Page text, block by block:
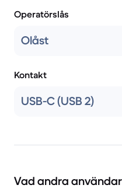
Operatörslås
Olåst
Kontakt
USB-C (USB 2)
Vad andra